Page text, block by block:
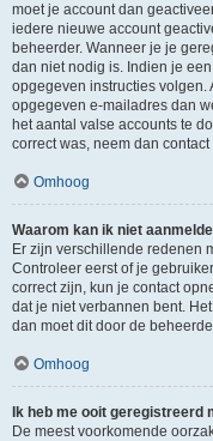
moet je account dan
iedere nieuwe account
beheerder. Wanneer je je
dan niet nodig is. Indien je
opgegeven instructies volgen.
opgegeven e-mailadres dan
het aantal valse accounts te
correct was, neem dan
Omhoog
Waarom kan ik niet
Er zijn verschillende redenen
Controleer eerst of je
correct zijn, kun je contact
dat je niet verbannen bent.
dan moet dit door de
Omhoog
Ik heb me ooit geregistreerd
De meest voorkomende